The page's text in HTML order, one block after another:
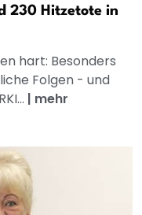
230 Hitzetote in
hart: Besonders
Folgen - und
| mehr